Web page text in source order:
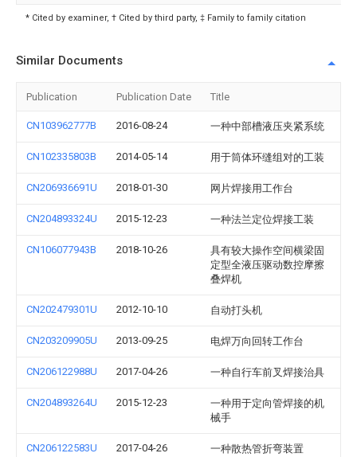
* Cited by examiner, † Cited by third party, ‡ Family to family citation
Similar Documents
Publication Publication Date Title
CN103962777B 2016-08-24 一种中部槽液压夹紧系统
CN102335803B 2014-05-14 用于筒体环缝组对的工装
CN206936691U 2018-01-30 网片焊接用工作台
CN204893324U 2015-12-23 一种法兰定位焊接工装
CN106077943B 2018-10-26
具有较大操作空间横梁固
定型全液压驱动数控摩擦
叠焊机
CN202479301U 2012-10-10 自动打头机
CN203209905U 2013-09-25 电焊万向回转工作台
CN206122988U 2017-04-26 一种自行车前叉焊接治具
CN204893264U 2015-12-23
一种用于定向管焊接的机
械手
CN206122583U 2017-04-26 一种散热管折弯装置